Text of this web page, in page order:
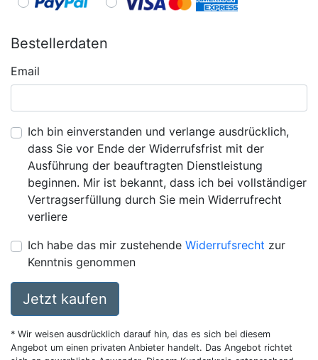
Bestellerdaten
Email
Ich bin einverstanden und verlange ausdrücklich,
dass Sie vor Ende der Widerrufsfrist mit der
Ausführung der beauftragten Dienstleistung
beginnen. Mir ist bekannt, dass ich bei vollständiger
Vertragserfüllung durch Sie mein Widerrufrecht
verliere
Ich habe das mir zustehende Widerrufsrecht zur
Kenntnis genommen
Jetzt kaufen
* Wir weisen ausdrücklich darauf hin, das es sich bei diesem
Angebot um einen privaten Anbieter handelt. Das Angebot richtet